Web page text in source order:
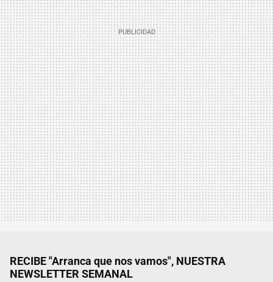
RECIBE "Arranca que nos vamos", NUESTRA
NEWSLETTER SEMANAL